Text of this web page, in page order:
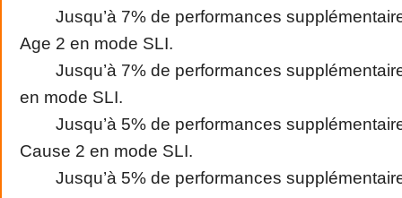
Jusqu’à 7% de performances
Age 2 en mode SLI.
Jusqu’à 7% de performances
en mode SLI.
Jusqu’à 5% de performances
Cause 2 en mode SLI.
Jusqu’à 5% de performances